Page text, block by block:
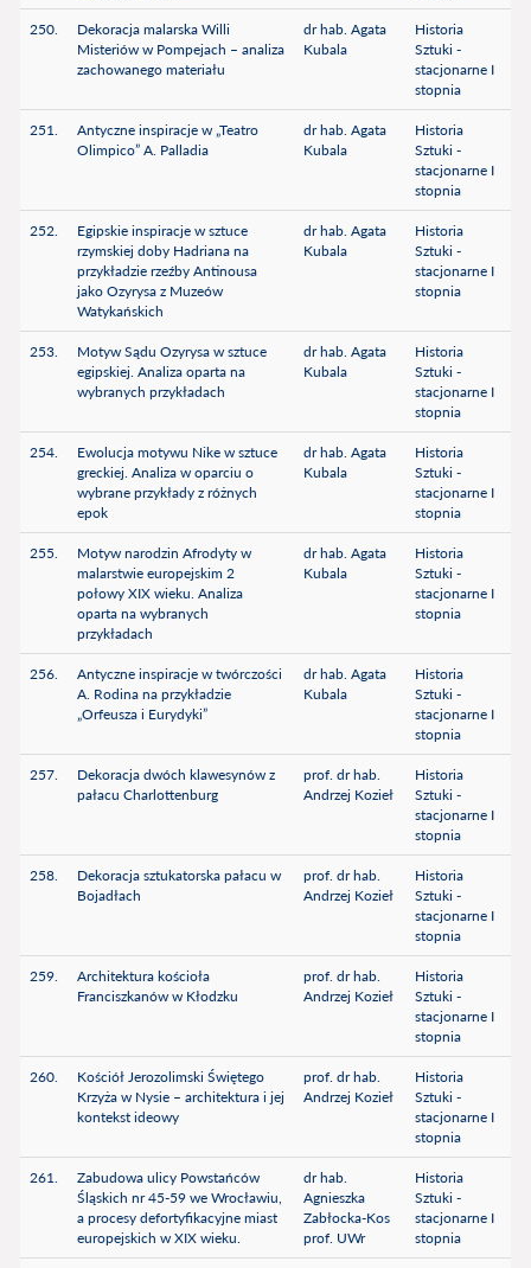
250.
Dekoracja malarska Willi
Misteriów w Pompejach – analiza
zachowanego materiału
dr hab. Agata
Kubala
Historia
Sztuki -
stacjonarne I
stopnia
251.
Antyczne inspiracje w „Teatro
Olimpico” A. Palladia
dr hab. Agata
Kubala
Historia
Sztuki -
stacjonarne I
stopnia
252.
Egipskie inspiracje w sztuce
rzymskiej doby Hadriana na
przykładzie rzeźby Antinousa
jako Ozyrysa z Muzeów
Watykańskich
dr hab. Agata
Kubala
Historia
Sztuki -
stacjonarne I
stopnia
253.
Motyw Sądu Ozyrysa w sztuce
egipskiej. Analiza oparta na
wybranych przykładach
dr hab. Agata
Kubala
Historia
Sztuki -
stacjonarne I
stopnia
254.
Ewolucja motywu Nike w sztuce
greckiej. Analiza w oparciu o
wybrane przykłady z różnych
epok
dr hab. Agata
Kubala
Historia
Sztuki -
stacjonarne I
stopnia
255.
Motyw narodzin Afrodyty w
malarstwie europejskim 2
połowy XIX wieku. Analiza
oparta na wybranych
przykładach
dr hab. Agata
Kubala
Historia
Sztuki -
stacjonarne I
stopnia
256.
Antyczne inspiracje w twórczości
A. Rodina na przykładzie
„Orfeusza i Eurydyki”
dr hab. Agata
Kubala
Historia
Sztuki -
stacjonarne I
stopnia
257.
Dekoracja dwóch klawesynów z
pałacu Charlottenburg
prof. dr hab.
Andrzej Kozieł
Historia
Sztuki -
stacjonarne I
stopnia
258.
Dekoracja sztukatorska pałacu w
Bojadłach
prof. dr hab.
Andrzej Kozieł
Historia
Sztuki -
stacjonarne I
stopnia
259.
Architektura kościoła
Franciszkanów w Kłodzku
prof. dr hab.
Andrzej Kozieł
Historia
Sztuki -
stacjonarne I
stopnia
260.
Kościół Jerozolimski Świętego
Krzyża w Nysie – architektura i jej
kontekst ideowy
prof. dr hab.
Andrzej Kozieł
Historia
Sztuki -
stacjonarne I
stopnia
261.
Zabudowa ulicy Powstańców
Śląskich nr 45-59 we Wrocławiu,
a procesy defortyfikacyjne miast
europejskich w XIX wieku.
dr hab.
Agnieszka
Zabłocka-Kos
prof. UWr
Historia
Sztuki -
stacjonarne I
stopnia